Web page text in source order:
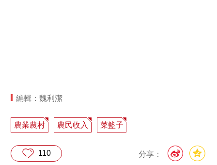
編輯：魏利潔
農業農村 農民收入 菜籃子
分享：
110